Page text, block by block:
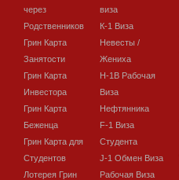
через
Родственников
Грин Карта
Занятости
Грин Карта
Инвестора
Грин Карта
Беженца
Грин Карта для
Студентов
Лотерея Грин
виза
К-1 Виза
Невесты /
Жениха
H-1B Рабочая
Виза
Нефтянника
F-1 Виза
Студента
J-1 Обмен Виза
Рабочая Виза